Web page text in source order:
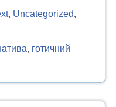
, Uncategorized,
, готичний